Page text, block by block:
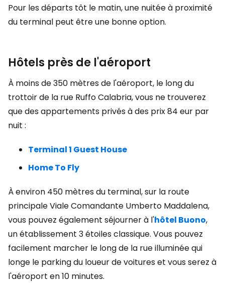
Pour les départs tôt le matin, une nuitée à proximité
du terminal peut être une bonne option.
Hôtels près de l'aéroport
À moins de 350 mètres de l'aéroport, le long du
trottoir de la rue Ruffo Calabria, vous ne trouverez
que des appartements privés à des prix84 eur par
nuit :
Terminal 1 Guest House
Home To Fly
À environ 450 mètres du terminal, sur la route
principale Viale Comandante Umberto Maddalena,
vous pouvez également séjourner à l'hôtel Buono,
un établissement 3 étoiles classique. Vous pouvez
facilement marcher le long de la rue illuminée qui
longe le parking du loueur de voitures et vous serez à
l'aéroport en 10 minutes.